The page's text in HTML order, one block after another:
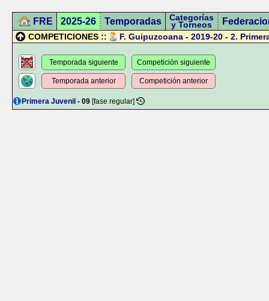
FRE 2025-26 Temporadas Categorías
y Torneos
COMPETICIONES :: F. Guipuzcoana - 2019-20 - 2.
Temporada siguiente
Temporada anterior
Competición siguiente
Competición anterior
Primera Juvenil - 09 [fase regular]